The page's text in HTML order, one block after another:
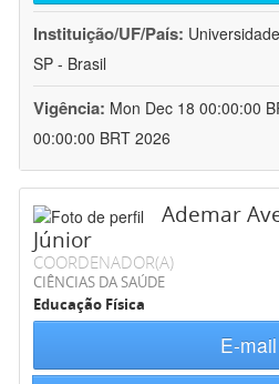
Instituição/UF/País:
SP - Brasil
Vigência: Mon Dec 18 00:00:00
00:00:00 BRT 2026
Ademar
Júnior
COORDENADOR(A)
CIÊNCIAS DA SAÚDE
Educação Física
E-mail